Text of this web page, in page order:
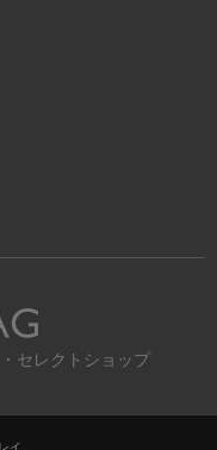
セレクトショップ
イ